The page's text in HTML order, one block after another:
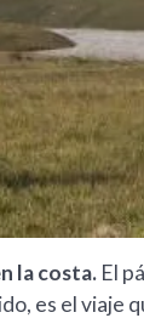
la costa. El
es el